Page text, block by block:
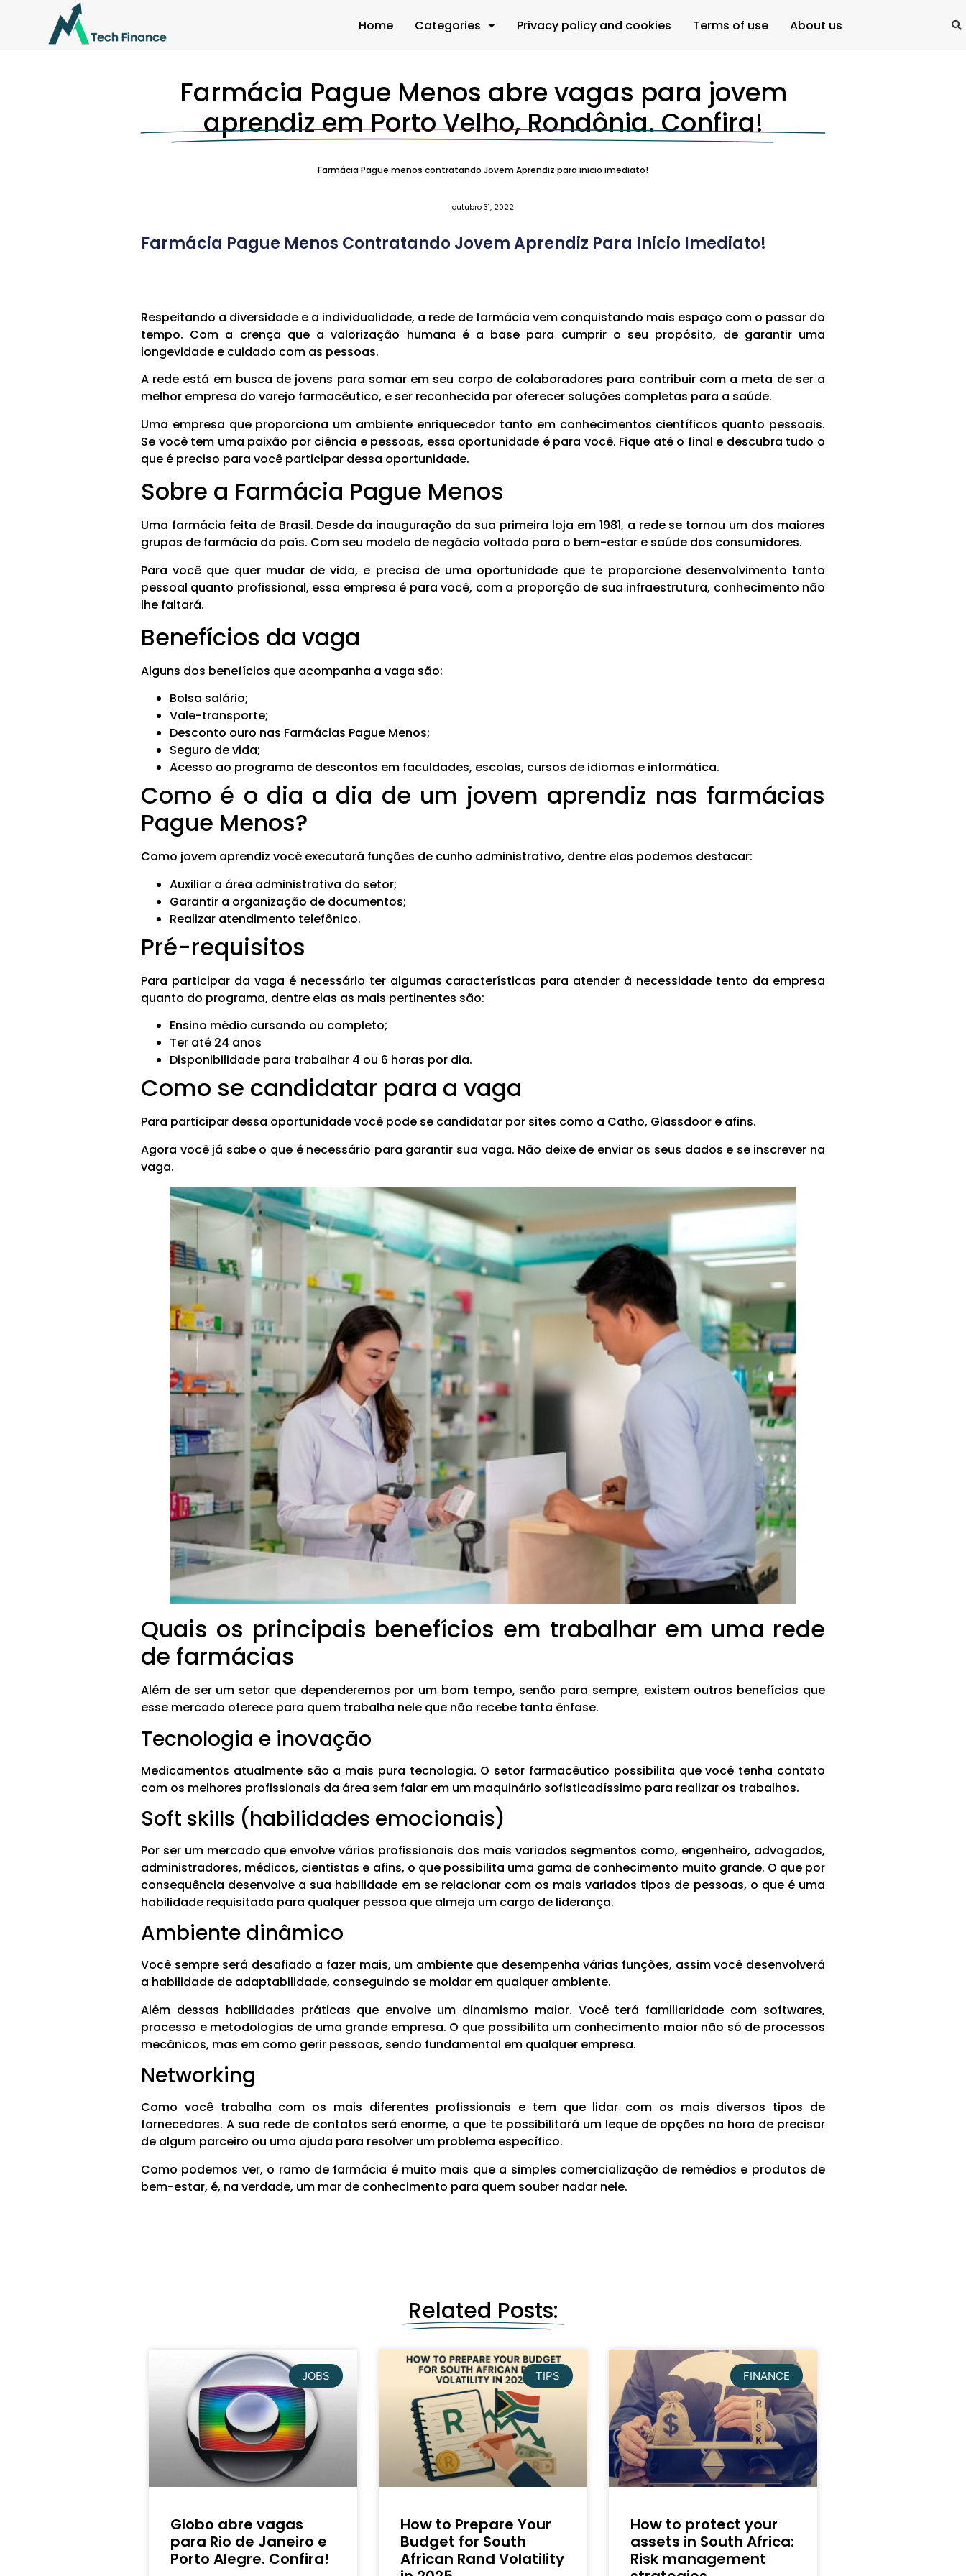
Home Categories Privacy policy and cookies Terms of use About us
Farmácia Pague Menos abre vagas para jovem
aprendiz em Porto Velho, Rondônia. Confira!
Farmácia Pague menos contratando Jovem Aprendiz para inicio imediato!
outubro 31, 2022
Farmácia Pague Menos Contratando Jovem Aprendiz Para Inicio Imediato!
Respeitando a diversidade e a individualidade, a rede de farmácia vem conquistando mais espaço com o passar do
tempo. Com a crença que a valorização humana é a base para cumprir o seu propósito, de garantir uma
longevidade e cuidado com as pessoas.
A rede está em busca de jovens para somar em seu corpo de colaboradores para contribuir com a meta de ser a
melhor empresa do varejo farmacêutico, e ser reconhecida por oferecer soluções completas para a saúde.
Uma empresa que proporciona um ambiente enriquecedor tanto em conhecimentos científicos quanto pessoais.
Se você tem uma paixão por ciência e pessoas, essa oportunidade é para você. Fique até o final e descubra tudo o
que é preciso para você participar dessa oportunidade.
Sobre a Farmácia Pague Menos
Uma farmácia feita de Brasil. Desde da inauguração da sua primeira loja em 1981, a rede se tornou um dos maiores
grupos de farmácia do país. Com seu modelo de negócio voltado para o bem-estar e saúde dos consumidores.
Para você que quer mudar de vida, e precisa de uma oportunidade que te proporcione desenvolvimento tanto
pessoal quanto profissional, essa empresa é para você, com a proporção de sua infraestrutura, conhecimento não
lhe faltará.
Benefícios da vaga
Alguns dos benefícios que acompanha a vaga são:
Bolsa salário;
Vale-transporte;
Desconto ouro nas Farmácias Pague Menos;
Seguro de vida;
Acesso ao programa de descontos em faculdades, escolas, cursos de idiomas e informática.
Como é o dia a dia de um jovem aprendiz nas farmácias
Pague Menos?
Como jovem aprendiz você executará funções de cunho administrativo, dentre elas podemos destacar:
Auxiliar a área administrativa do setor;
Garantir a organização de documentos;
Realizar atendimento telefônico.
Pré-requisitos
Para participar da vaga é necessário ter algumas características para atender à necessidade tento da empresa
quanto do programa, dentre elas as mais pertinentes são:
Ensino médio cursando ou completo;
Ter até 24 anos
Disponibilidade para trabalhar 4 ou 6 horas por dia.
Como se candidatar para a vaga
Para participar dessa oportunidade você pode se candidatar por sites como a Catho, Glassdoor e afins.
Agora você já sabe o que é necessário para garantir sua vaga. Não deixe de enviar os seus dados e se inscrever na
vaga.
Quais os principais benefícios em trabalhar em uma rede
de farmácias
Além de ser um setor que dependeremos por um bom tempo, senão para sempre, existem outros benefícios que
esse mercado oferece para quem trabalha nele que não recebe tanta ênfase.
Tecnologia e inovação
Medicamentos atualmente são a mais pura tecnologia. O setor farmacêutico possibilita que você tenha contato
com os melhores profissionais da área sem falar em um maquinário sofisticadíssimo para realizar os trabalhos.
Soft skills (habilidades emocionais)
Por ser um mercado que envolve vários profissionais dos mais variados segmentos como, engenheiro, advogados,
administradores, médicos, cientistas e afins, o que possibilita uma gama de conhecimento muito grande. O que por
consequência desenvolve a sua habilidade em se relacionar com os mais variados tipos de pessoas, o que é uma
habilidade requisitada para qualquer pessoa que almeja um cargo de liderança.
Ambiente dinâmico
Você sempre será desafiado a fazer mais, um ambiente que desempenha várias funções, assim você desenvolverá
a habilidade de adaptabilidade, conseguindo se moldar em qualquer ambiente.
Além dessas habilidades práticas que envolve um dinamismo maior. Você terá familiaridade com softwares,
processo e metodologias de uma grande empresa. O que possibilita um conhecimento maior não só de processos
mecânicos, mas em como gerir pessoas, sendo fundamental em qualquer empresa.
Networking
Como você trabalha com os mais diferentes profissionais e tem que lidar com os mais diversos tipos de
fornecedores. A sua rede de contatos será enorme, o que te possibilitará um leque de opções na hora de precisar
de algum parceiro ou uma ajuda para resolver um problema específico.
Como podemos ver, o ramo de farmácia é muito mais que a simples comercialização de remédios e produtos de
bem-estar, é, na verdade, um mar de conhecimento para quem souber nadar nele.
Related Posts:
JOBS
Globo abre vagas
para Rio de Janeiro e
Porto Alegre. Confira!
TIPS
How to Prepare Your
Budget for South
African Rand Volatility
FINANCE
How to protect your
assets in South Africa:
Risk management